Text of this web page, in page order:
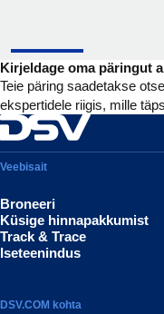
Kirjeldage oma päringut
Teie päring saadetakse
ekspertidele riigis, mille
Veebisait
Broneeri
Küsige hinnapakkumist
Track & Trace
Iseteenindus
DSV.COM kohta